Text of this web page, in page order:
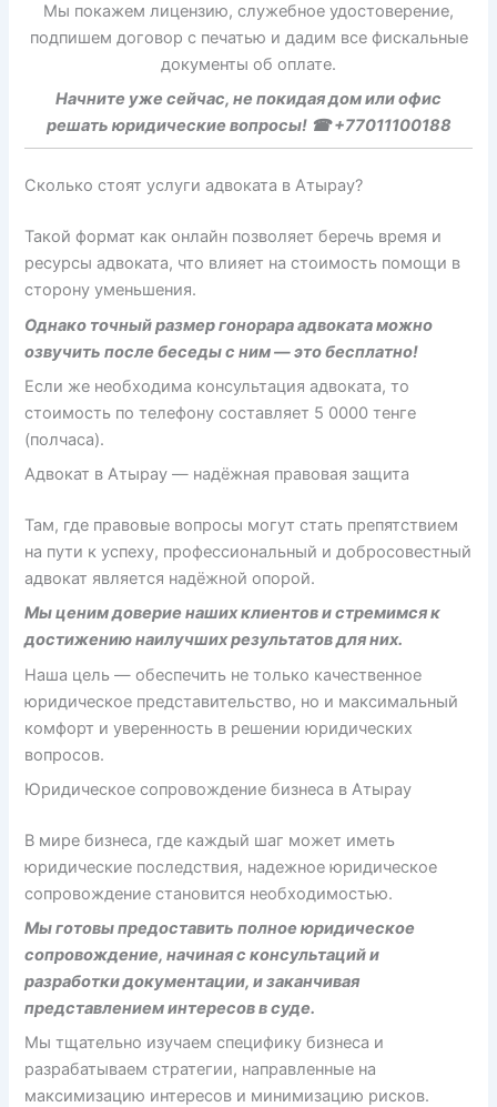
Мы покажем лицензию, служебное удостоверение,
подпишем договор с печатью и дадим все фискальные
документы об оплате.
Начните уже сейчас, не покидая дом или офис
решать юридические вопросы! ☎ +77011100188
Сколько стоят услуги адвоката в Атырау?
Такой формат как онлайн позволяет беречь время и
ресурсы адвоката, что влияет на стоимость помощи в
сторону уменьшения.
Однако точный размер гонорара адвоката можно
озвучить после беседы с ним — это бесплатно!
Если же необходима консультация адвоката, то
стоимость по телефону составляет 5 0000 тенге
(полчаса).
Адвокат в Атырау — надёжная правовая защита
Там, где правовые вопросы могут стать препятствием
на пути к успеху, профессиональный и добросовестный
адвокат является надёжной опорой.
Мы ценим доверие наших клиентов и стремимся к
достижению наилучших результатов для них.
Наша цель — обеспечить не только качественное
юридическое представительство, но и максимальный
комфорт и уверенность в решении юридических
вопросов.
Юридическое сопровождение бизнеса в Атырау
В мире бизнеса, где каждый шаг может иметь
юридические последствия, надежное юридическое
сопровождение становится необходимостью.
Мы готовы предоставить полное юридическое
сопровождение, начиная с консультаций и
разработки документации, и заканчивая
представлением интересов в суде.
Мы тщательно изучаем специфику бизнеса и
разрабатываем стратегии, направленные на
максимизацию интересов и минимизацию рисков.